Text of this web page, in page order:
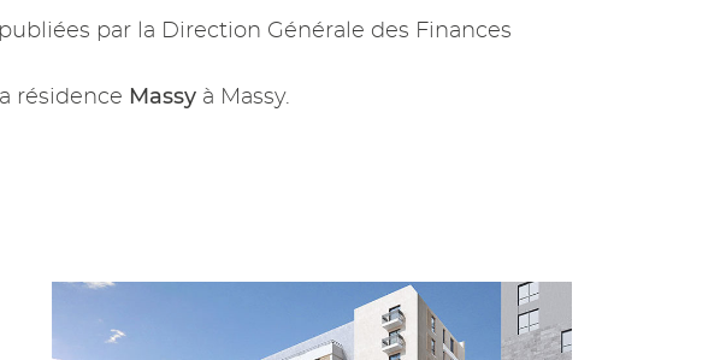
par la Direction Générale des Finances
résidence Massy à Massy.